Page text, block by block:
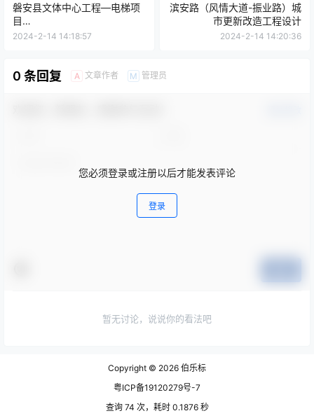
磐安县文体中心工程—电梯项
目
[A33072708300070910020
2024-2-14 14:18:57
滨安路（风情大道-振业路）城
市更新改造工程设计
2024-2-14 14:20:36
0 条回复 A 文章作者 M 管理员
您必须登录或注册以后才能发表评论
登录
暂无讨论，说说你的看法吧
Copyright © 2026 伯乐标
粤ICP备19120279号-7
查询 74 次，耗时 0.1876 秒